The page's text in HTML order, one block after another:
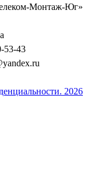
Монтаж-Юг»
53-43
2026